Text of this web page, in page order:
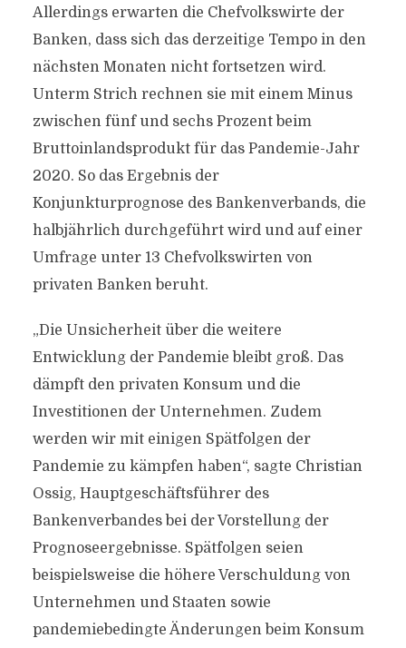
Allerdings erwarten die Chefvolkswirte der
Banken, dass sich das derzeitige Tempo in den
nächsten Monaten nicht fortsetzen wird.
Unterm Strich rechnen sie mit einem Minus
zwischen fünf und sechs Prozent beim
Bruttoinlandsprodukt für das Pandemie-Jahr
2020. So das Ergebnis der
Konjunkturprognose des Bankenverbands, die
halbjährlich durchgeführt wird und auf einer
Umfrage unter 13 Chefvolkswirten von
privaten Banken beruht.
„Die Unsicherheit über die weitere
Entwicklung der Pandemie bleibt groß. Das
dämpft den privaten Konsum und die
Investitionen der Unternehmen. Zudem
werden wir mit einigen Spätfolgen der
Pandemie zu kämpfen haben“, sagte Christian
Ossig, Hauptgeschäftsführer des
Bankenverbandes bei der Vorstellung der
Prognoseergebnisse. Spätfolgen seien
beispielsweise die höhere Verschuldung von
Unternehmen und Staaten sowie
pandemiebedingte Änderungen beim Konsum